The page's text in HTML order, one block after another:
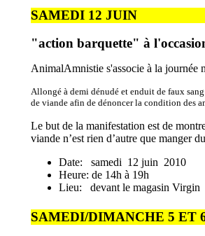
SAMEDI 12 JUIN
"action barquette" à
AnimalAmnistie s'associe à la journée
Allongé à demi dénudé et enduit de faux sang
de viande afin de dénoncer la condition des
Le but de la manifestation est de
viande n’est rien d’autre que manger
Date: samedi 12 juin 2010
Heure: de 14h à 19h
Lieu: devant le magasin
SAMEDI/DIMANCHE 5 ET